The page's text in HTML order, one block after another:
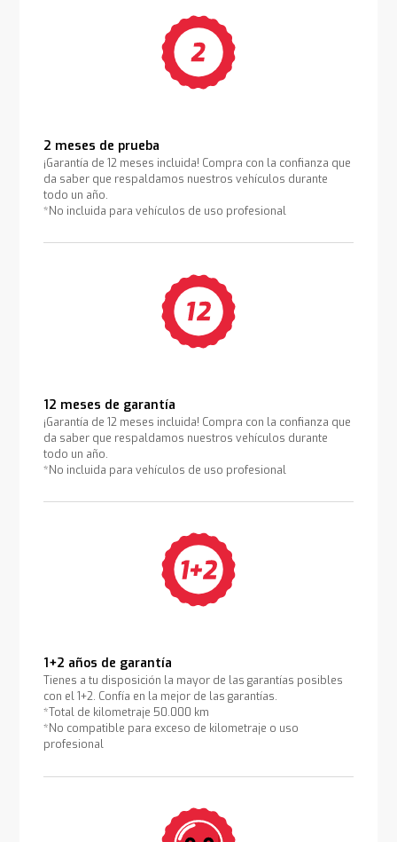
2 meses de prueba
¡Garantía de 12 meses incluida! Compra con la confianza que
da saber que respaldamos nuestros vehículos durante
todo un año.
*No incluida para vehículos de uso profesional
12 meses de garantía
¡Garantía de 12 meses incluida! Compra con la confianza que
da saber que respaldamos nuestros vehículos durante
todo un año.
*No incluida para vehículos de uso profesional
1+2 años de garantía
Tienes a tu disposición la mayor de las garantías posibles
con el 1+2. Confía en la mejor de las garantías.
*Total de kilometraje 50.000 km
*No compatible para exceso de kilometraje o uso
profesional